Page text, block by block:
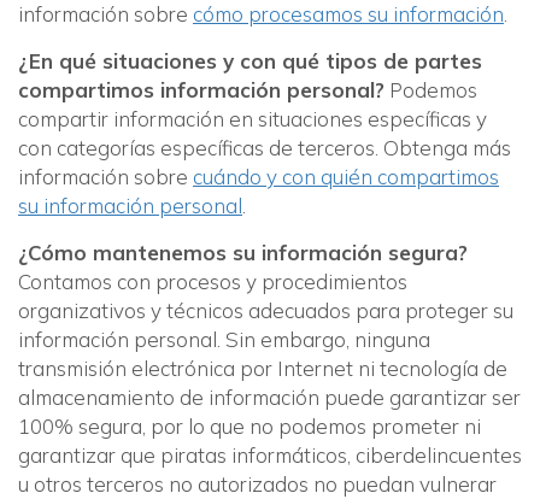
información sobre cómo procesamos su información.
¿En qué situaciones y con qué tipos de partes
compartimos información personal? Podemos
compartir información en situaciones específicas y
con categorías específicas de terceros. Obtenga más
información sobre cuándo y con quién compartimos
su información personal.
¿Cómo mantenemos su información segura?
Contamos con procesos y procedimientos
organizativos y técnicos adecuados para proteger su
información personal. Sin embargo, ninguna
transmisión electrónica por Internet ni tecnología de
almacenamiento de información puede garantizar ser
100% segura, por lo que no podemos prometer ni
garantizar que piratas informáticos, ciberdelincuentes
u otros terceros no autorizados no puedan vulnerar